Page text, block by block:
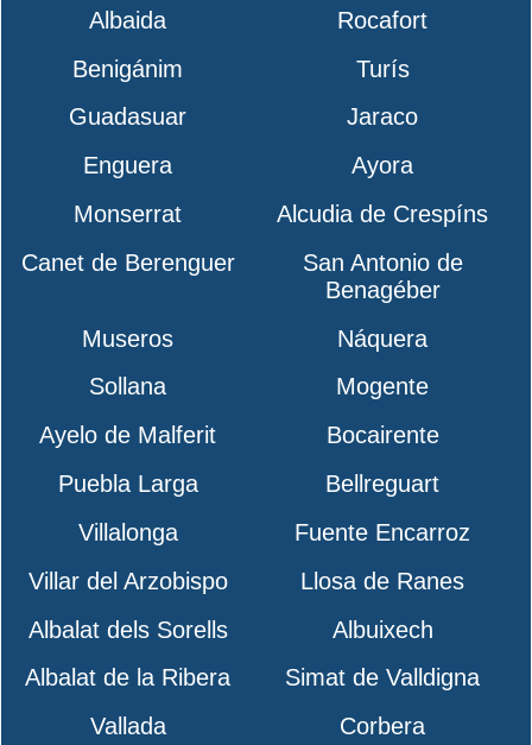
Albaida
Rocafort
Benigánim
Turís
Guadasuar
Jaraco
Enguera
Ayora
Monserrat
Alcudia de Crespíns
Canet de Berenguer
San Antonio de
Benagéber
Museros
Náquera
Sollana
Mogente
Ayelo de Malferit
Bocairente
Puebla Larga
Bellreguart
Villalonga
Fuente Encarroz
Villar del Arzobispo
Llosa de Ranes
Albalat dels Sorells
Albuixech
Albalat de la Ribera
Simat de Valldigna
Vallada
Corbera